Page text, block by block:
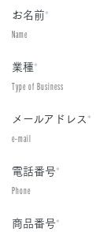
お名前*
Name
業種*
Type of Business
メールアドレス*
e-mail
電話番号*
Phone
商品番号*